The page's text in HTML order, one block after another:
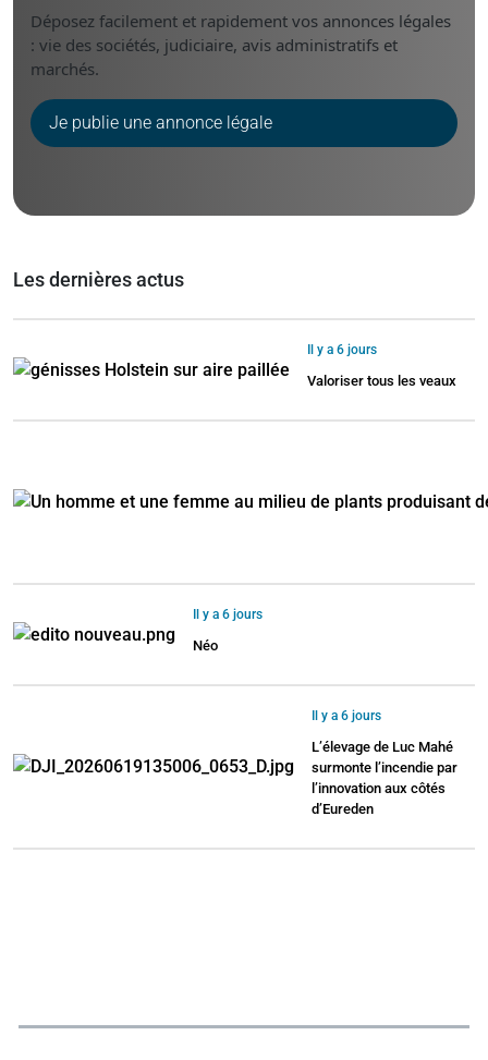
Déposez facilement et rapidement vos annonces légales
: vie des sociétés, judiciaire, avis administratifs et
marchés.
Je publie une annonce légale
Les dernières actus
Il y a 6 jours
Valoriser tous les veaux
Il y a 6 jours
Néo
Il y a 6 jours
L’élevage de Luc Mahé
surmonte l’incendie par
l’innovation aux côtés
d’Eureden